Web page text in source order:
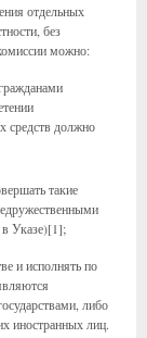
отдельных
без
можно:
средств должно
такие
Указе)[1];
и исполнять по
либо
иностранных лиц.